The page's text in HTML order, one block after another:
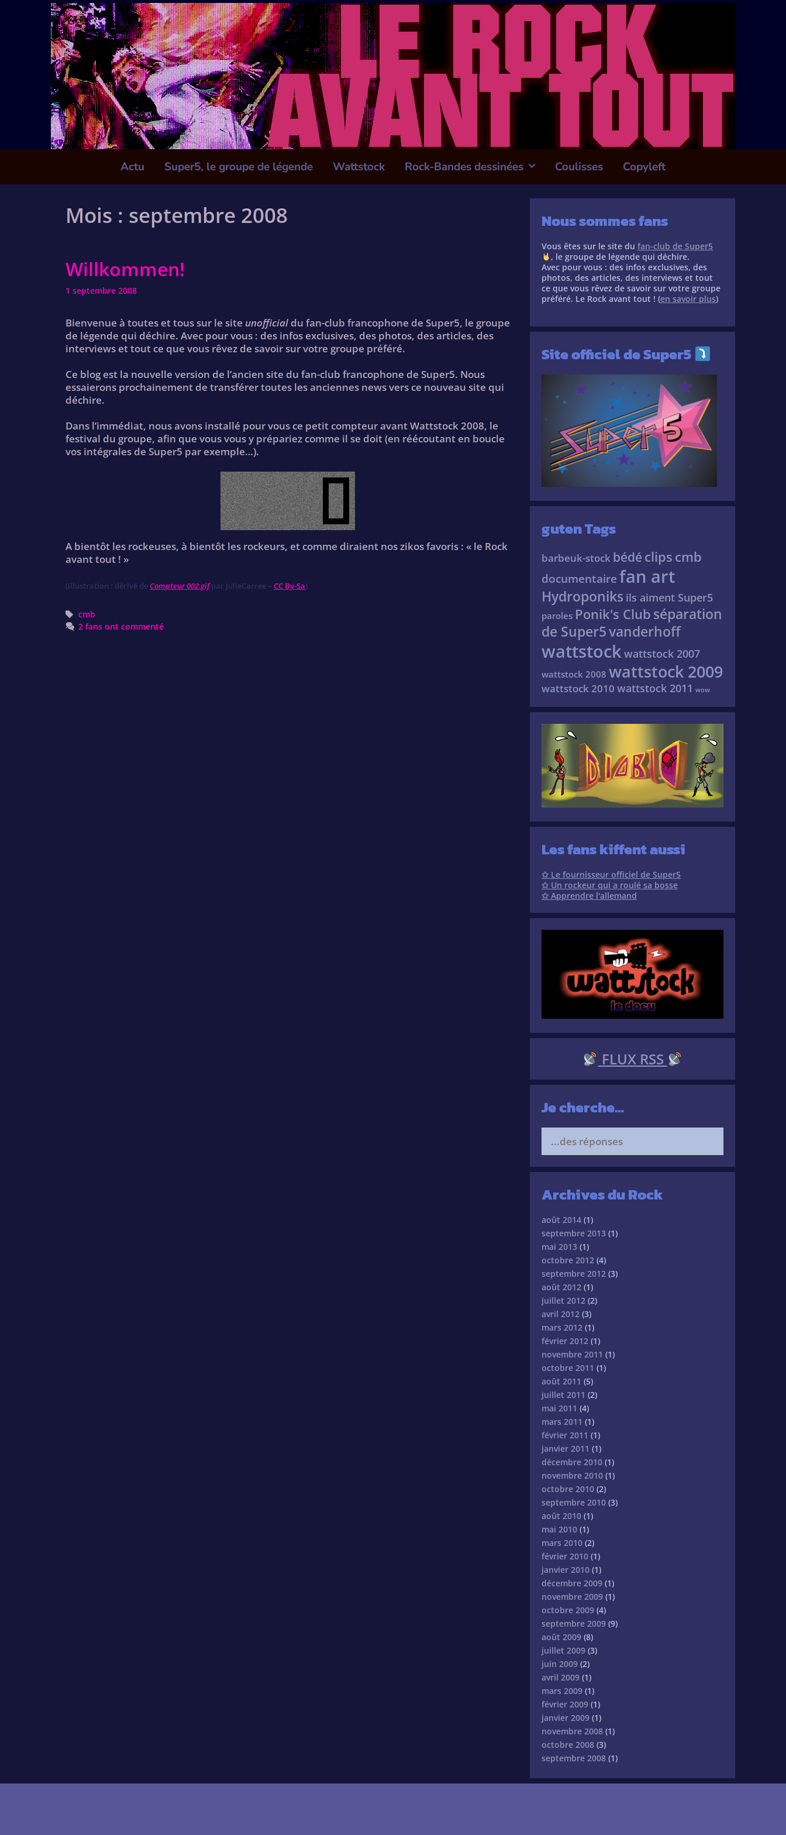
Actu Super5, le groupe de légende Wattstock Rock-Bandes dessinées Coulisses Copyleft
Mois : septembre 2008
Willkommen!
1 septembre 2008
Bienvenue à toutes et tous sur le site unofficial du fan-club francophone de Super5, le groupe
de légende qui déchire. Avec pour vous : des infos exclusives, des photos, des articles, des
interviews et tout ce que vous rêvez de savoir sur votre groupe préféré.
Ce blog est la nouvelle version de l’ancien site du fan-club francophone de Super5. Nous
essaierons prochainement de transférer toutes les anciennes news vers ce nouveau site qui
déchire.
Dans l’immédiat, nous avons installé pour vous ce petit compteur avant Wattstock 2008, le
festival du groupe, afin que vous vous y prépariez comme il se doit (en réécoutant en boucle
vos intégrales de Super5 par exemple…).
A bientôt les rockeuses, à bientôt les rockeurs, et comme diraient nos zikos favoris : « le Rock
avant tout ! »
(illustration : dérivé deCompteur 002.gifpar JulieCarree – CC By-Sa)
Tags
cmb
2 fans ont commenté
Nous sommes fans
Vous êtes sur le site du fan-club de Super5
, le groupe de légende qui déchire.
Avec pour vous : des infos exclusives, des
photos, des articles, des interviews et tout
ce que vous rêvez de savoir sur votre groupe
préféré. Le Rock avant tout ! (en savoir plus)
Site officiel de Super5
guten Tags
barbeuk-stock bédé clips cmb
documentairefan art
Hydroponiks ils aiment Super5
paroles Ponik's Club séparation
de Super5vanderhoff
wattstock wattstock 2007
wattstock 2008 wattstock 2009
wattstock 2010 wattstock 2011 wow
Les fans kiffent aussi
✩ Le fournisseur officiel de Super5
✩ Un rockeur qui a roulé sa bosse
✩ Apprendre l'allemand
FLUX RSS
Je cherche…
for:
Archives du Rock
août 2014 (1)
septembre 2013 (1)
mai 2013 (1)
octobre 2012 (4)
septembre 2012 (3)
août 2012 (1)
juillet 2012 (2)
avril 2012 (3)
mars 2012 (1)
février 2012 (1)
novembre 2011 (1)
octobre 2011 (1)
août 2011 (5)
juillet 2011 (2)
mai 2011 (4)
mars 2011 (1)
février 2011 (1)
janvier 2011 (1)
décembre 2010 (1)
novembre 2010 (1)
octobre 2010 (2)
septembre 2010 (3)
août 2010 (1)
mai 2010 (1)
mars 2010 (2)
février 2010 (1)
janvier 2010 (1)
décembre 2009 (1)
novembre 2009 (1)
octobre 2009 (4)
septembre 2009 (9)
août 2009 (8)
juillet 2009 (3)
juin 2009 (2)
avril 2009 (1)
mars 2009 (1)
février 2009 (1)
janvier 2009 (1)
novembre 2008 (1)
octobre 2008 (3)
septembre 2008 (1)